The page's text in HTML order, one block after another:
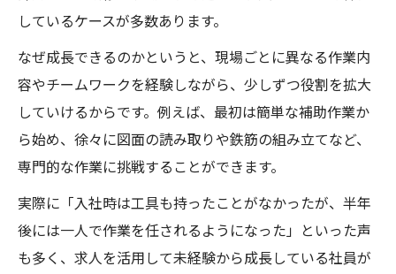
しているケースが多数あります。
なぜ成長できるのかというと、現場ごとに異なる作業内
容やチームワークを経験しながら、少しずつ役割を拡大
していけるからです。例えば、最初は簡単な補助作業か
ら始め、徐々に図面の読み取りや鉄筋の組み立てなど、
専門的な作業に挑戦することができます。
実際に「入社時は工具も持ったことがなかったが、半年
後には一人で作業を任されるようになった」といった声
も多く、求人を活用して未経験から成長している社員が